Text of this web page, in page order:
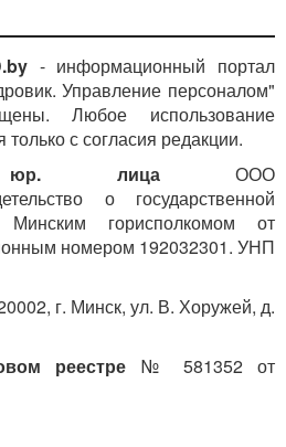
- информационный портал
Управление персоналом"
Любое использование
с согласия редакции.
юр. лицаООО
о государственной
Минским горисполкомом от
номером 192032301. УНП
г. Минск, ул. В. Хоружей, д.
реестре № 581352 от